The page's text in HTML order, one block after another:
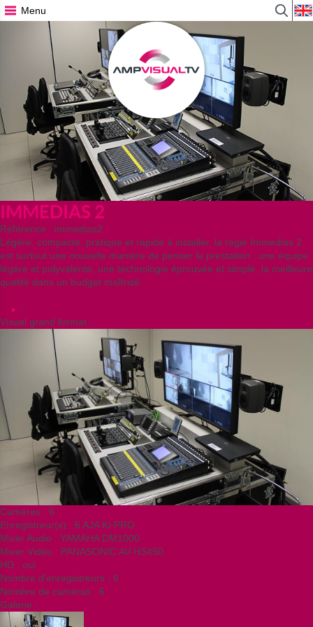
Menu
Offres
et
services
IMMEDIAS 2
Référence : immedias2
Légère, compacte, pratique et rapide à installer, la régie Immedias 2
est surtout une nouvelle manière de penser la prestation : une équipe
légère et polyvalente, une technologie éprouvée et simple, la meilleure
qualité dans un budget maîtrisé.
:
:
Visuel grand format :
Caméras : 6
Enregistreur(s) : 6 AJA Ki-PRO
Mixer Audio : YAMAHA DM1000
Mixer Vidéo : PANASONIC AV-HS450
HD : oui
Nombre d'enregistreurs : 6
Nombre de caméras : 6
Galerie :